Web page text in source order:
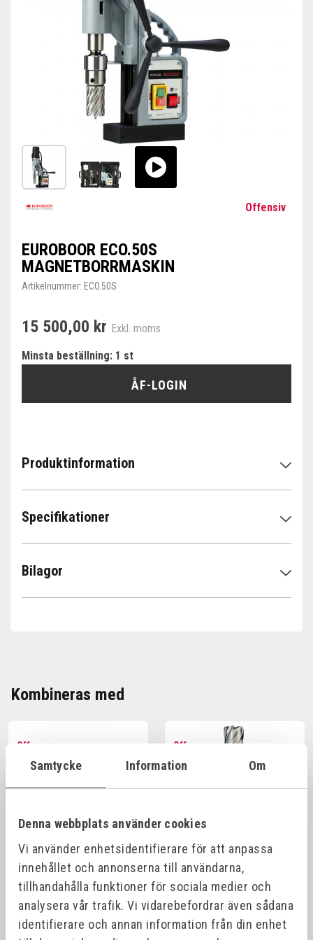
Samtycke Information Om
Denna webbplats använder cookies
Vi använder enhetsidentifierare för att anpassa
innehållet och annonserna till användarna,
tillhandahålla funktioner för sociala medier och
analysera vår trafik. Vi vidarebefordrar även sådana
identifierare och annan information från din enhet
Offensiv
EUROBOOR ECO.50S
MAGNETBORRMASKIN
Artikelnummer: ECO.50S
15 500,00 kr Exkl. moms
Minsta beställning: 1 st
ÅF-LOGIN
Produktinformation
Specifikationer
Bilagor
Kombineras med
Offensiv
EUROBOOR KÄRNBORR
HSS 30 MM SKÄRDJUP
WELDON
Offensiv
EUROBOOR KÄRNBORR
HSS 55 MM SKÄRDJUP
WELDON